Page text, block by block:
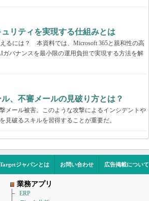
リティを実現する仕組みとは
るには？ 本資料では、Microsoft 365と親和性の高
バナンスを最小限の運用負担で実現する方法を解
、不審メールの見破り方とは？
メール被害。このような攻撃によるインシデントや
破るスキルを習得することが重要だ。
ジャパンとは お問い合わせ 広告掲載について
業務アプリ
ERP